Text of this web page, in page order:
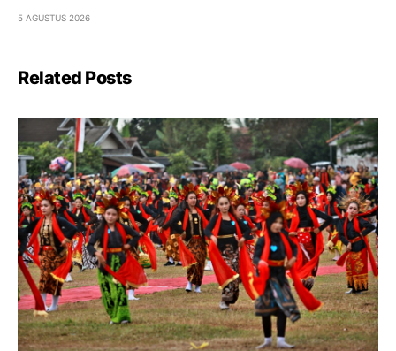
5 AGUSTUS 2026
Related Posts